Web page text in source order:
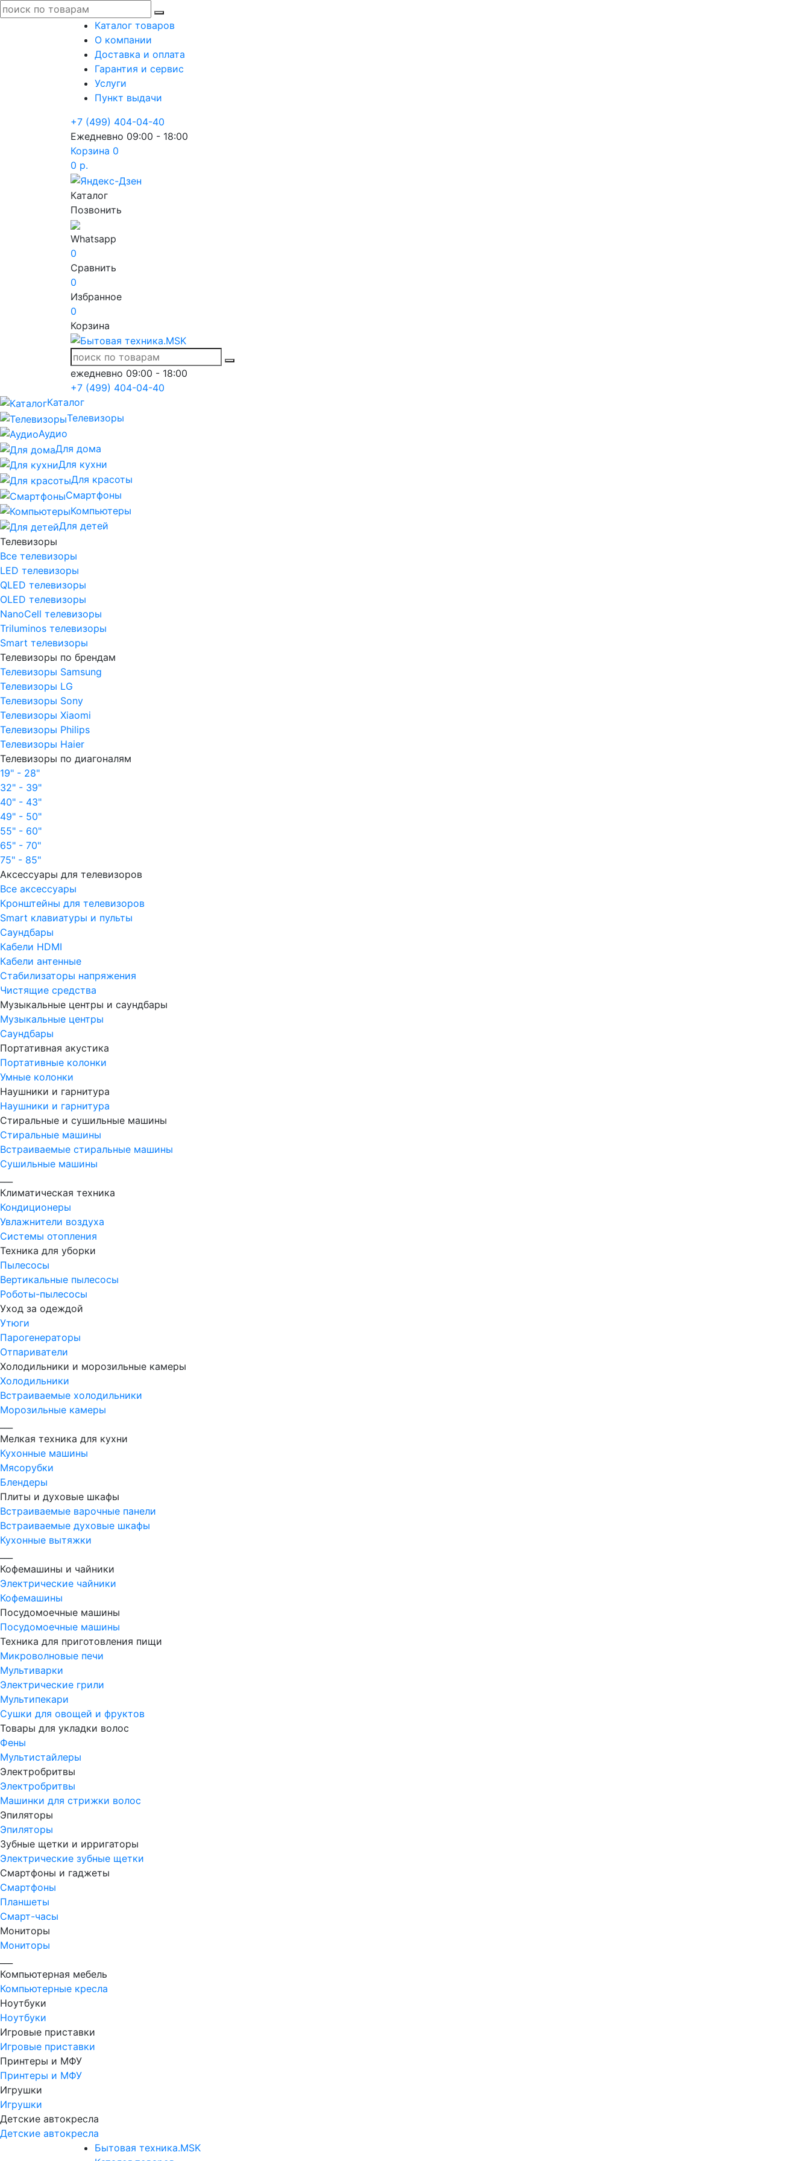
Каталог товаров
О компании
Доставка и оплата
Гарантия и сервис
Услуги
Пункт выдачи
+7 (499) 404-04-40
Ежедневно 09:00 - 18:00
Корзина 0
0 р.
Каталог
Позвонить
Whatsapp
0
Сравнить
0
Избранное
0
Корзина
ежедневно 09:00 - 18:00
+7 (499) 404-04-40
Каталог
Телевизоры
Аудио
Для дома
Для кухни
Для красоты
Смартфоны
Компьютеры
Для детей
Телевизоры
Все телевизоры
LED телевизоры
QLED телевизоры
OLED телевизоры
NanoCell телевизоры
Triluminos телевизоры
Smart телевизоры
Телевизоры по брендам
Телевизоры Samsung
Телевизоры LG
Телевизоры Sony
Телевизоры Xiaomi
Телевизоры Philips
Телевизоры Haier
Телевизоры по диагоналям
19" - 28"
32" - 39"
40" - 43"
49" - 50"
55" - 60"
65" - 70"
75" - 85"
Аксессуары для телевизоров
Все аксессуары
Кронштейны для телевизоров
Smart клавиатуры и пульты
Саундбары
Кабели HDMI
Кабели антенные
Стабилизаторы напряжения
Чистящие средства
Музыкальные центры и саундбары
Музыкальные центры
Саундбары
Портативная акустика
Портативные колонки
Умные колонки
Наушники и гарнитура
Наушники и гарнитура
Стиральные и сушильные машины
Стиральные машины
Встраиваемые стиральные машины
Сушильные машины
Климатическая техника
Кондиционеры
Увлажнители воздуха
Системы отопления
Техника для уборки
Пылесосы
Вертикальные пылесосы
Роботы-пылесосы
Уход за одеждой
Утюги
Парогенераторы
Отпариватели
Холодильники и морозильные камеры
Холодильники
Встраиваемые холодильники
Морозильные камеры
Мелкая техника для кухни
Кухонные машины
Мясорубки
Блендеры
Плиты и духовые шкафы
Встраиваемые варочные панели
Встраиваемые духовые шкафы
Кухонные вытяжки
Кофемашины и чайники
Электрические чайники
Кофемашины
Посудомоечные машины
Посудомоечные машины
Техника для приготовления пищи
Микроволновые печи
Мультиварки
Электрические грили
Мультипекари
Сушки для овощей и фруктов
Товары для укладки волос
Фены
Мультистайлеры
Электробритвы
Электробритвы
Машинки для стрижки волос
Эпиляторы
Эпиляторы
Зубные щетки и ирригаторы
Электрические зубные щетки
Смартфоны и гаджеты
Смартфоны
Планшеты
Смарт-часы
Мониторы
Мониторы
Компьютерная мебель
Компьютерные кресла
Ноутбуки
Ноутбуки
Игровые приставки
Игровые приставки
Принтеры и МФУ
Принтеры и МФУ
Игрушки
Игрушки
Детские автокресла
Детские автокресла
Бытовая техника.MSK